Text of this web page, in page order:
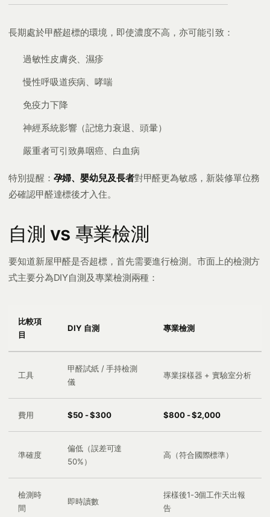
長期處於甲醛超標的環境，即使濃度不高，亦可能引致：
過敏性皮膚炎、濕疹
慢性呼吸道疾病、哮喘
免疫力下降
神經系統影響（記憶力衰退、頭暈）
嚴重者可引致鼻咽癌、白血病
特別提醒： 孕婦、嬰幼兒及長者對甲醛更為敏感，新裝修單位務
必確認甲醛達標後才入住。
自測 vs 專業檢測
要知道新屋甲醛是否超標，首先需要進行檢測。市面上的檢測方
式主要分為DIY自測及專業檢測兩種：
比較項
目
DIY 自測 專業檢測
工具
甲醛試紙 / 手持檢測
儀
專業採樣器 + 實驗室分析
費用 $50 - $300 $800 - $2,000
準確度
偏低（誤差可達
50%）
高（符合國際標準）
檢測時
間
即時讀數
採樣後1-3個工作天出報
告